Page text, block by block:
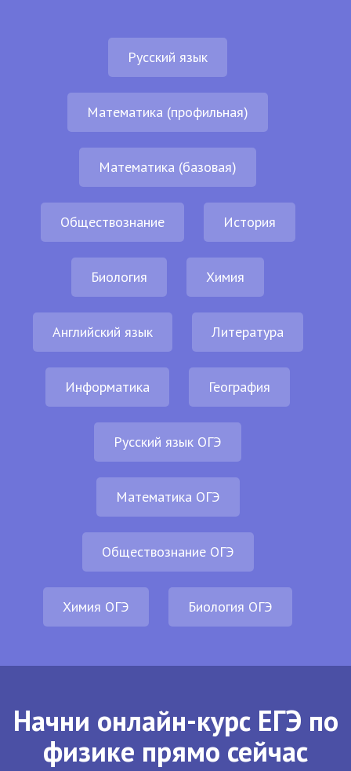
Русский язык
Математика (профильная)
Математика (базовая)
Обществознание История
Биология Химия
Английский язык Литература
Информатика География
Русский язык ОГЭ
Математика ОГЭ
Обществознание ОГЭ
Химия ОГЭ Биология ОГЭ
Начни онлайн-курс ЕГЭ по
физике прямо сейчас